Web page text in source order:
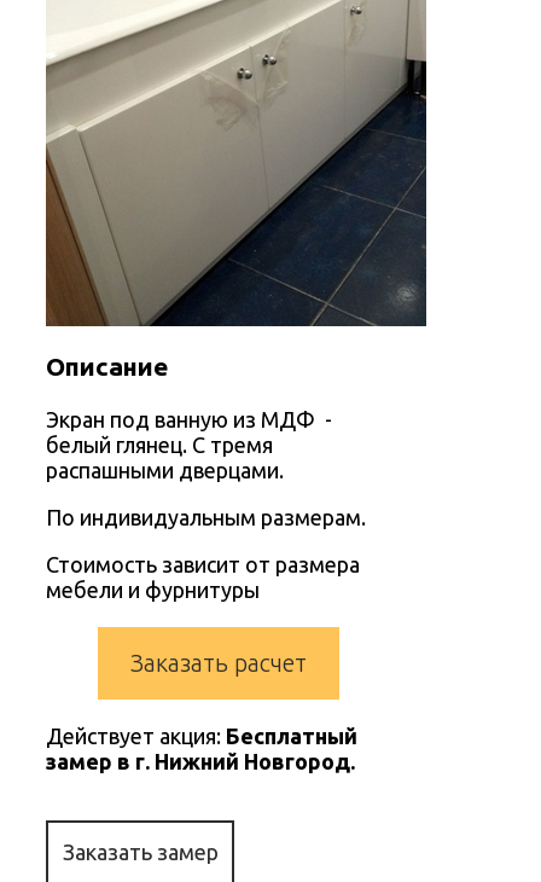
Описание
Экран под ванную из МДФ -
белый глянец. С тремя
распашными дверцами.
По индивидуальным размерам.
Стоимость зависит от размера
мебели и фурнитуры
Заказать расчет
Действует акция: Бесплатный
замер в г. Нижний Новгород.
Заказать замер